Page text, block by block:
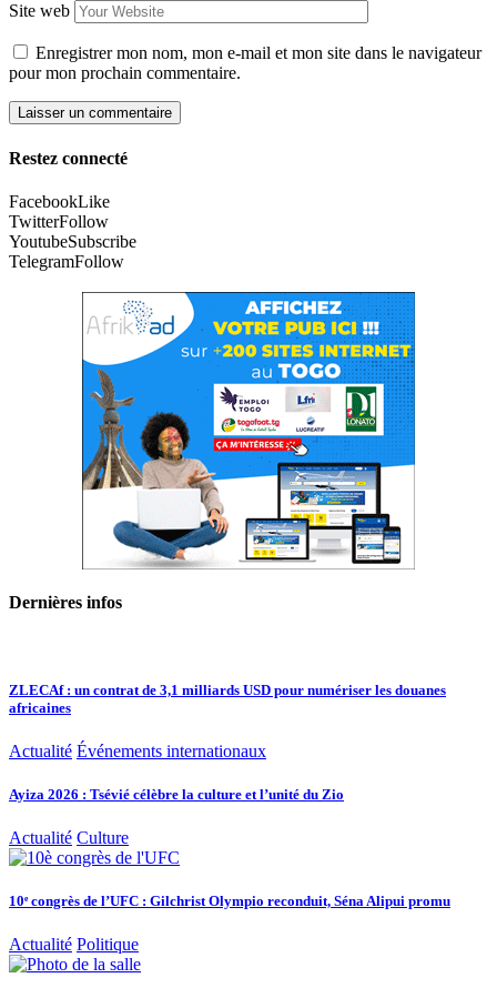
Site web
Enregistrer mon nom, mon e-mail et mon site dans le navigateur
pour mon prochain commentaire.
Restez connecté
FacebookLike
TwitterFollow
YoutubeSubscribe
TelegramFollow
Dernières infos
ZLECAf : un contrat de 3,1 milliards USD pour numériser les douanes
africaines
Actualité Événements internationaux
Ayiza 2026 : Tsévié célèbre la culture et l’unité du Zio
Actualité Culture
10ᵉ congrès de l’UFC : Gilchrist Olympio reconduit, Séna Alipui promu
Actualité Politique